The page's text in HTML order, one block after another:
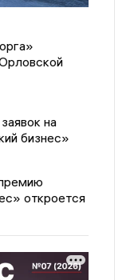
на
бизнес»
откроется